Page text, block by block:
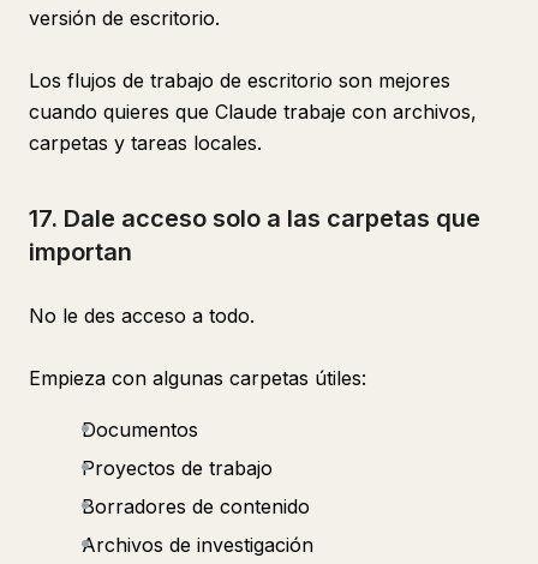
versión de escritorio.
Los flujos de trabajo de escritorio son mejores
cuando quieres que Claude trabaje con archivos,
carpetas y tareas locales.
17. Dale acceso solo a las carpetas que
importan
No le des acceso a todo.
Empieza con algunas carpetas útiles:
Documentos
Proyectos de trabajo
Borradores de contenido
Archivos de investigación